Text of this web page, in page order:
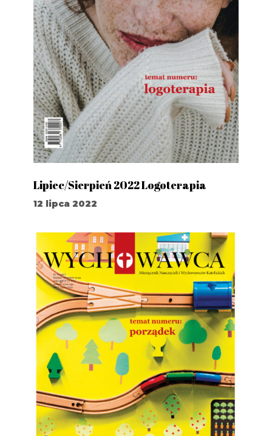
Lipiec/Sierpień 2022 Logoterapia
12 lipca 2022